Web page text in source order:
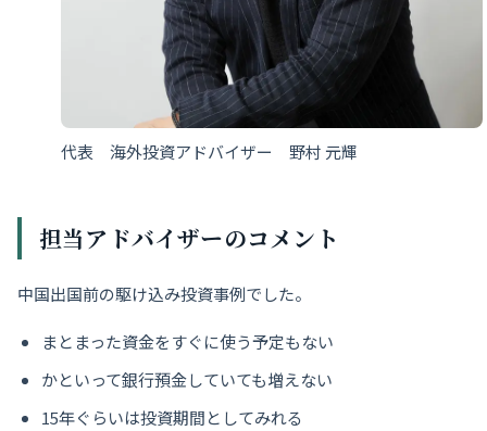
代表 海外投資アドバイザー 野村 元輝
担当アドバイザーのコメント
中国出国前の駆け込み投資事例でした。
まとまった資金をすぐに使う予定もない
かといって銀行預金していても増えない
15年ぐらいは投資期間としてみれる